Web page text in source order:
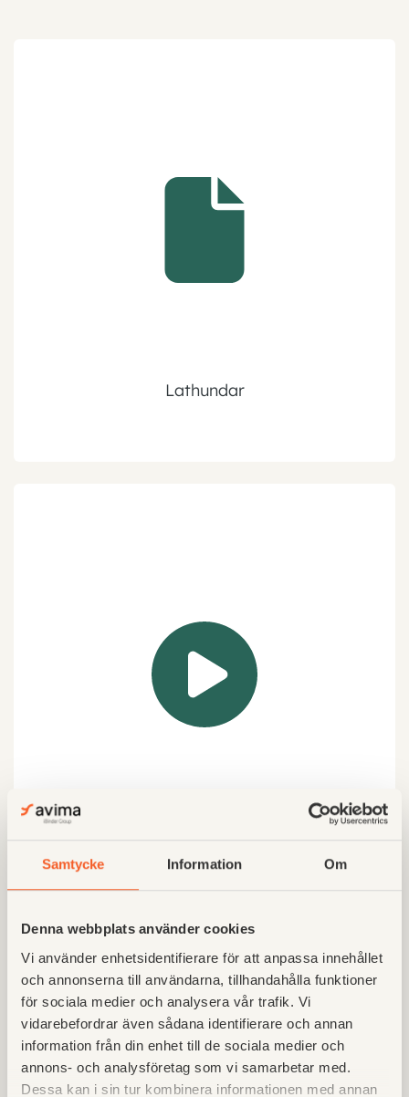
Samtycke Information Om
Denna webbplats använder cookies
Vi använder enhetsidentifierare för att anpassa innehållet
och annonserna till användarna, tillhandahålla funktioner
för sociala medier och analysera vår trafik. Vi
vidarebefordrar även sådana identifierare och annan
information från din enhet till de sociala medier och
annons- och analysföretag som vi samarbetar med.
Dessa kan i sin tur kombinera informationen med annan
Lathundar
Användarutbildningar